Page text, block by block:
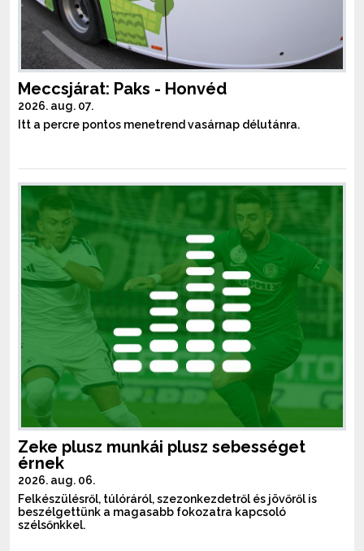
Meccsjárat: Paks - Honvéd
2026. aug. 07.
Itt a percre pontos menetrend vasárnap délutánra.
Zeke plusz munkái plusz sebességet
érnek
2026. aug. 06.
Felkészülésről, túlóráról, szezonkezdetről és jövőről is
beszélgettünk a magasabb fokozatra kapcsoló
szélsőnkkel.